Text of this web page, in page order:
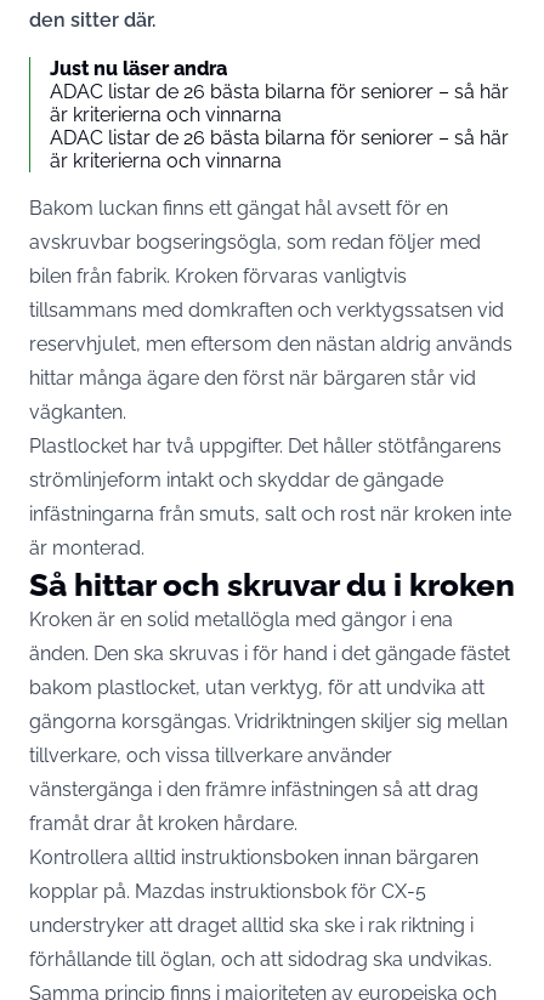
den sitter där.
Just nu läser andra
ADAC listar de 26 bästa bilarna för seniorer – så här
är kriterierna och vinnarna
ADAC listar de 26 bästa bilarna för seniorer – så här
är kriterierna och vinnarna
Bakom luckan finns ett gängat hål avsett för en
avskruvbar bogseringsögla, som redan följer med
bilen från fabrik. Kroken förvaras vanligtvis
tillsammans med domkraften och verktygssatsen vid
reservhjulet, men eftersom den nästan aldrig används
hittar många ägare den först när bärgaren står vid
vägkanten.
Plastlocket har två uppgifter. Det håller stötfångarens
strömlinjeform intakt och skyddar de gängade
infästningarna från smuts, salt och rost när kroken inte
är monterad.
Så hittar och skruvar du i kroken
Kroken är en solid metallögla med gängor i ena
änden. Den ska skruvas i för hand i det gängade fästet
bakom plastlocket, utan verktyg, för att undvika att
gängorna korsgängas. Vridriktningen skiljer sig mellan
tillverkare, och vissa tillverkare använder
vänstergänga i den främre infästningen så att drag
framåt drar åt kroken hårdare.
Kontrollera alltid instruktionsboken innan bärgaren
kopplar på. Mazdas instruktionsbok för CX-5
understryker att draget alltid ska ske i rak riktning i
förhållande till öglan, och att sidodrag ska undvikas.
Samma princip finns i majoriteten av europeiska och